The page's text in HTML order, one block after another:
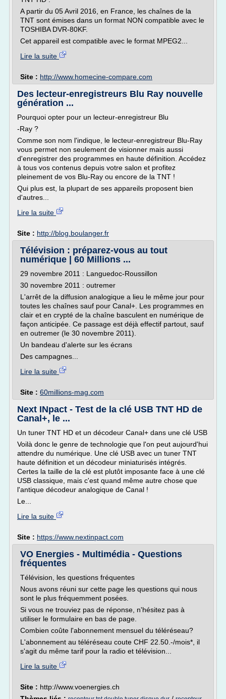
A partir du 05 Avril 2016, en France, les chaînes de la
TNT sont émises dans un format NON compatible avec le
TOSHIBA DVR-80KF.
Cet appareil est compatible avec le format MPEG2...
Lire la suite
Site : http://www.homecine-compare.com
Des lecteur-enregistreurs Blu Ray nouvelle
génération ...
Pourquoi opter pour un lecteur-enregistreur Blu
-Ray ?
Comme son nom l'indique, le lecteur-enregistreur Blu-Ray
vous permet non seulement de visionner mais aussi
d'enregistrer des programmes en haute définition. Accédez
à tous vos contenus depuis votre salon et profitez
pleinement de vos Blu-Ray ou encore de la TNT !
Qui plus est, la plupart de ses appareils proposent bien
d'autres...
Lire la suite
Site : http://blog.boulanger.fr
Télévision : préparez-vous au tout
numérique | 60 Millions ...
29 novembre 2011 : Languedoc-Roussillon
30 novembre 2011 : outremer
L'arrêt de la diffusion analogique a lieu le même jour pour
toutes les chaînes sauf pour Canal+. Les programmes en
clair et en crypté de la chaîne basculent en numérique de
façon anticipée. Ce passage est déjà effectif partout, sauf
en outremer (le 30 novembre 2011).
Un bandeau d'alerte sur les écrans
Des campagnes...
Lire la suite
Site : 60millions-mag.com
Next INpact - Test de la clé USB TNT HD de
Canal+, le ...
Un tuner TNT HD et un décodeur Canal+ dans une clé USB
Voilà donc le genre de technologie que l'on peut aujourd'hui
attendre du numérique. Une clé USB avec un tuner TNT
haute définition et un décodeur miniaturisés intégrés.
Certes la taille de la clé est plutôt imposante face à une clé
USB classique, mais c'est quand même autre chose que
l'antique décodeur analogique de Canal !
Le...
Lire la suite
Site : https://www.nextinpact.com
VO Energies - Multimédia - Questions
fréquentes
Télévision, les questions fréquentes
Nous avons réuni sur cette page les questions qui nous
sont le plus fréquemment posées.
Si vous ne trouviez pas de réponse, n'hésitez pas à
utiliser le formulaire en bas de page.
Combien coûte l'abonnement mensuel du téléréseau?
L'abonnement au téléréseau coute CHF 22.50.-/mois*, il
s'agit du même tarif pour la radio et télévision...
Lire la suite
Site : http://www.voenergies.ch